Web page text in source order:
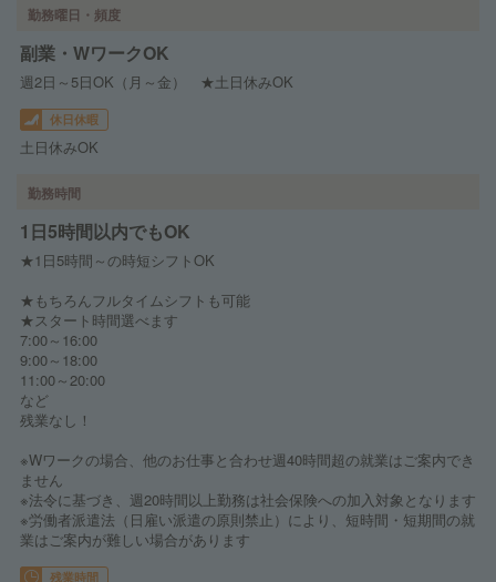
勤務曜日・頻度
副業・WワークOK
週2日～5日OK（月～金） ★土日休みOK
休日休暇
土日休みOK
勤務時間
1日5時間以内でもOK
★1日5時間～の時短シフトOK
★もちろんフルタイムシフトも可能
★スタート時間選べます
7:00～16:00
9:00～18:00
11:00～20:00
など
残業なし！
※Wワークの場合、他のお仕事と合わせ週40時間超の就業はご案内でき
ません
※法令に基づき、週20時間以上勤務は社会保険への加入対象となります
※労働者派遣法（日雇い派遣の原則禁止）により、短時間・短期間の就
業はご案内が難しい場合があります
残業時間